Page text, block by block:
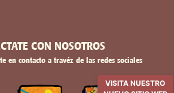
VISITA NUESTRO
CON NOSOTROS
en contacto a travéz de las redes sociales